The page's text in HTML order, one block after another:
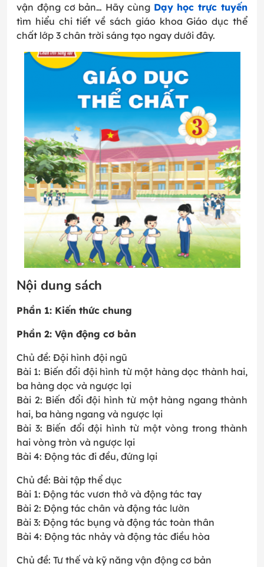
vận động cơ bản… Hãy cùng Dạy học trực tuyến
tìm hiểu chi tiết về sách giáo khoa Giáo dục thể
chất lớp 3 chân trời sáng tạo ngay dưới đây.
Nội dung sách
Phần 1: Kiến thức chung
Phần 2: Vận động cơ bản
Chủ đề: Đội hình đội ngũ
Bài 1: Biến đổi đội hình từ một hàng dọc thành hai,
ba hàng dọc và ngược lại
Bài 2: Biến đổi đội hình từ một hàng ngang thành
hai, ba hàng ngang và ngược lại
Bài 3: Biến đổi đội hình từ một vòng trong thành
hai vòng tròn và ngược lại
Bài 4: Động tác đi đều, đứng lại
Chủ đề: Bài tập thể dục
Bài 1: Động tác vươn thở và động tác tay
Bài 2: Động tác chân và động tác lườn
Bài 3: Động tác bụng và động tác toàn thân
Bài 4: Động tác nhảy và động tác điều hòa
Chủ đề: Tư thế và kỹ năng vận động cơ bản